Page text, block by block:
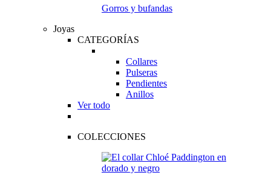
Gorros y bufandas
Joyas
CATEGORÍAS
Collares
Pulseras
Pendientes
Anillos
Ver todo
COLECCIONES